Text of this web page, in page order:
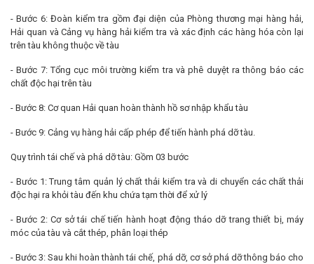
- Bước 6: Đoàn kiểm tra gồm đại diện của Phòng thương mại hàng hải,
Hải quan và Cảng vụ hàng hải kiểm tra và xác định các hàng hóa còn lại
trên tàu không thuộc về tàu
- Bước 7: Tổng cục môi trường kiểm tra và phê duyệt ra thông báo các
chất độc hại trên tàu
- Bước 8: Cơ quan Hải quan hoàn thành hồ sơ nhập khẩu tàu
- Bước 9: Cảng vụ hàng hải cấp phép để tiến hành phá dỡ tàu.
Quy trình tái chế và phá dỡ tàu: Gồm 03 bước
- Bước 1: Trung tâm quản lý chất thải kiểm tra và di chuyển các chất thải
độc hại ra khỏi tàu đến khu chứa tạm thời để xử lý
- Bước 2: Cơ sở tái chế tiến hành hoạt động tháo dỡ trang thiết bị, máy
móc của tàu và cắt thép, phân loại thép
- Bước 3: Sau khi hoàn thành tái chế, phá dỡ, cơ sở phá dỡ thông báo cho